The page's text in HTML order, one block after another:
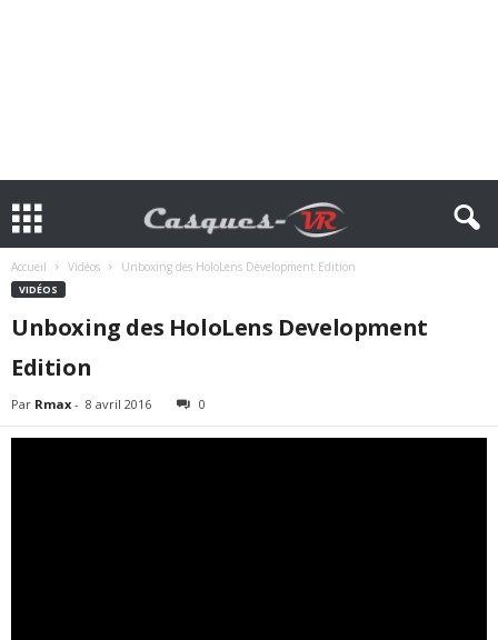
Accueil Vidéos Unboxing des HoloLens Development Edition
VIDÉOS
Unboxing des HoloLens Development
Edition
Par Rmax - 8 avril 2016 0